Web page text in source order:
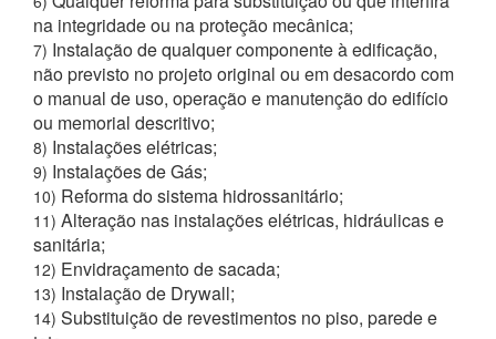
na integridade ou na proteção mecânica;
7) Instalação de qualquer componente à edificação,
não previsto no projeto original ou em desacordo com
o manual de uso, operação e manutenção do edifício
ou memorial descritivo;
8) Instalações elétricas;
9) Instalações de Gás;
10) Reforma do sistema hidrossanitário;
11) Alteração nas instalações elétricas, hidráulicas e
sanitária;
12) Envidraçamento de sacada;
13) Instalação de Drywall;
14) Substituição de revestimentos no piso, parede e